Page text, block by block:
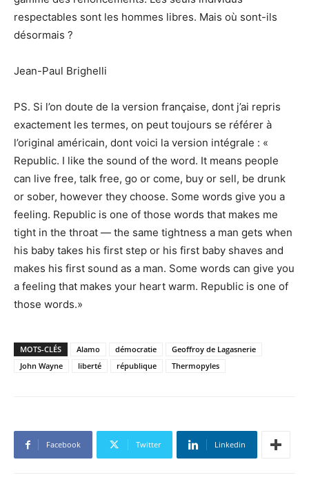
respectables sont les hommes libres. Mais où sont-ils
désormais ?
Jean-Paul Brighelli
PS. Si l’on doute de la version française, dont j’ai repris
exactement les termes, on peut toujours se référer à
l’original américain, dont voici la version intégrale : «
Republic. I like the sound of the word. It means people
can live free, talk free, go or come, buy or sell, be drunk
or sober, however they choose. Some words give you a
feeling. Republic is one of those words that makes me
tight in the throat — the same tightness a man gets when
his baby takes his first step or his first baby shaves and
makes his first sound as a man. Some words can give you
a feeling that makes your heart warm. Republic is one of
those words.»
MOTS-CLÉS Alamo démocratie
Geoffroy de Lagasnerie
John Wayne
liberté république Thermopyles
Facebook Twitter Linkedin